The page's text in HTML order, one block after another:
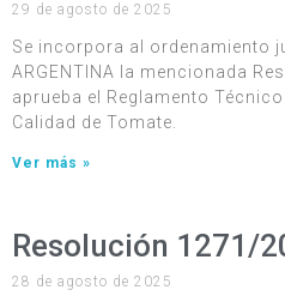
29 de agosto de 2025
Se incorpora al ordenamiento
ARGENTINA la mencionada
aprueba el Reglamento Técnico
Calidad de Tomate.
Ver más »
Resolución 1271/
28 de agosto de 2025